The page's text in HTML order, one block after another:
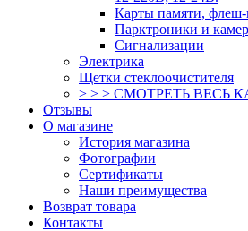
Карты памяти, флеш-
Парктроники и
Сигнализации
Электрика
Щетки стеклоочистителя
> > > СМОТРЕТЬ ВЕСЬ
Отзывы
О магазине
История магазина
Фотографии
Сертификаты
Наши преимущества
Возврат товара
Контакты